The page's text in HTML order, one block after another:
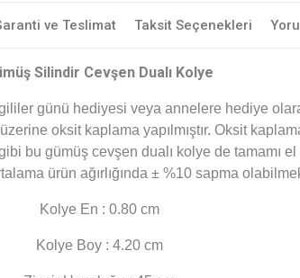
ve Teslimat Taksit Seçenekleri
Silindir Cevşen Dualı Kolye
günü hediyesi veya annelere hediye
oksit kaplama yapılmıştır. Oksit
bu gümüş cevşen dualı kolye de tamamı
ürün ağırlığında ± %10 sapma
Kolye En : 0.80 cm
Kolye Boy : 4.20 cm